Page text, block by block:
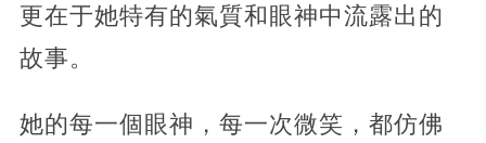
更在于她特有的氣質和眼神中流露出的
故事。
她的每一個眼神，每一次微笑，都仿佛